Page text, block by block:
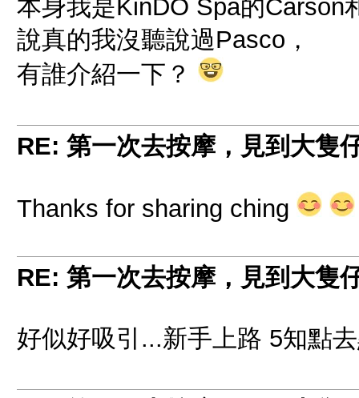
本身我是KinDO Spa的Carson
說真的我沒聽說過Pasco，
有誰介紹一下？
RE: 第一次去按摩，見到大隻
Thanks for sharing ching
RE: 第一次去按摩，見到大隻
好似好吸引...新手上路 5知點